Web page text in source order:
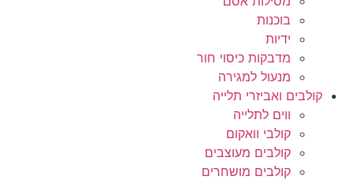
בוכנות
ידיות
מדבקות כיסוי חור
מנעול למגירה
קולבים ואביזרי תלייה
ווים לתלייה
קולבי וואקום
קולבים מעוצבים
קולבים מושחרים